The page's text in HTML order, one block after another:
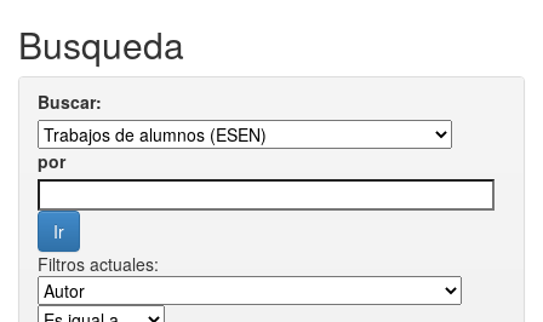
Busqueda
Buscar:
por
Filtros actuales: